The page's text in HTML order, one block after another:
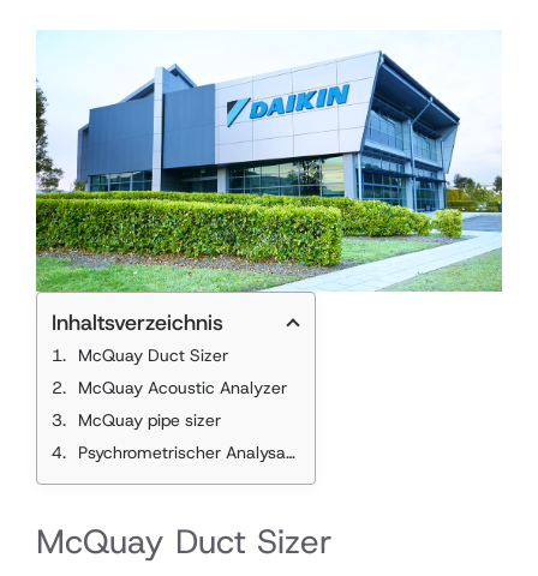
Inhaltsverzeichnis
McQuay Duct Sizer
McQuay Acoustic Analyzer
McQuay pipe sizer
Psychrometrischer Analysator von McQuay
McQuay Duct Sizer